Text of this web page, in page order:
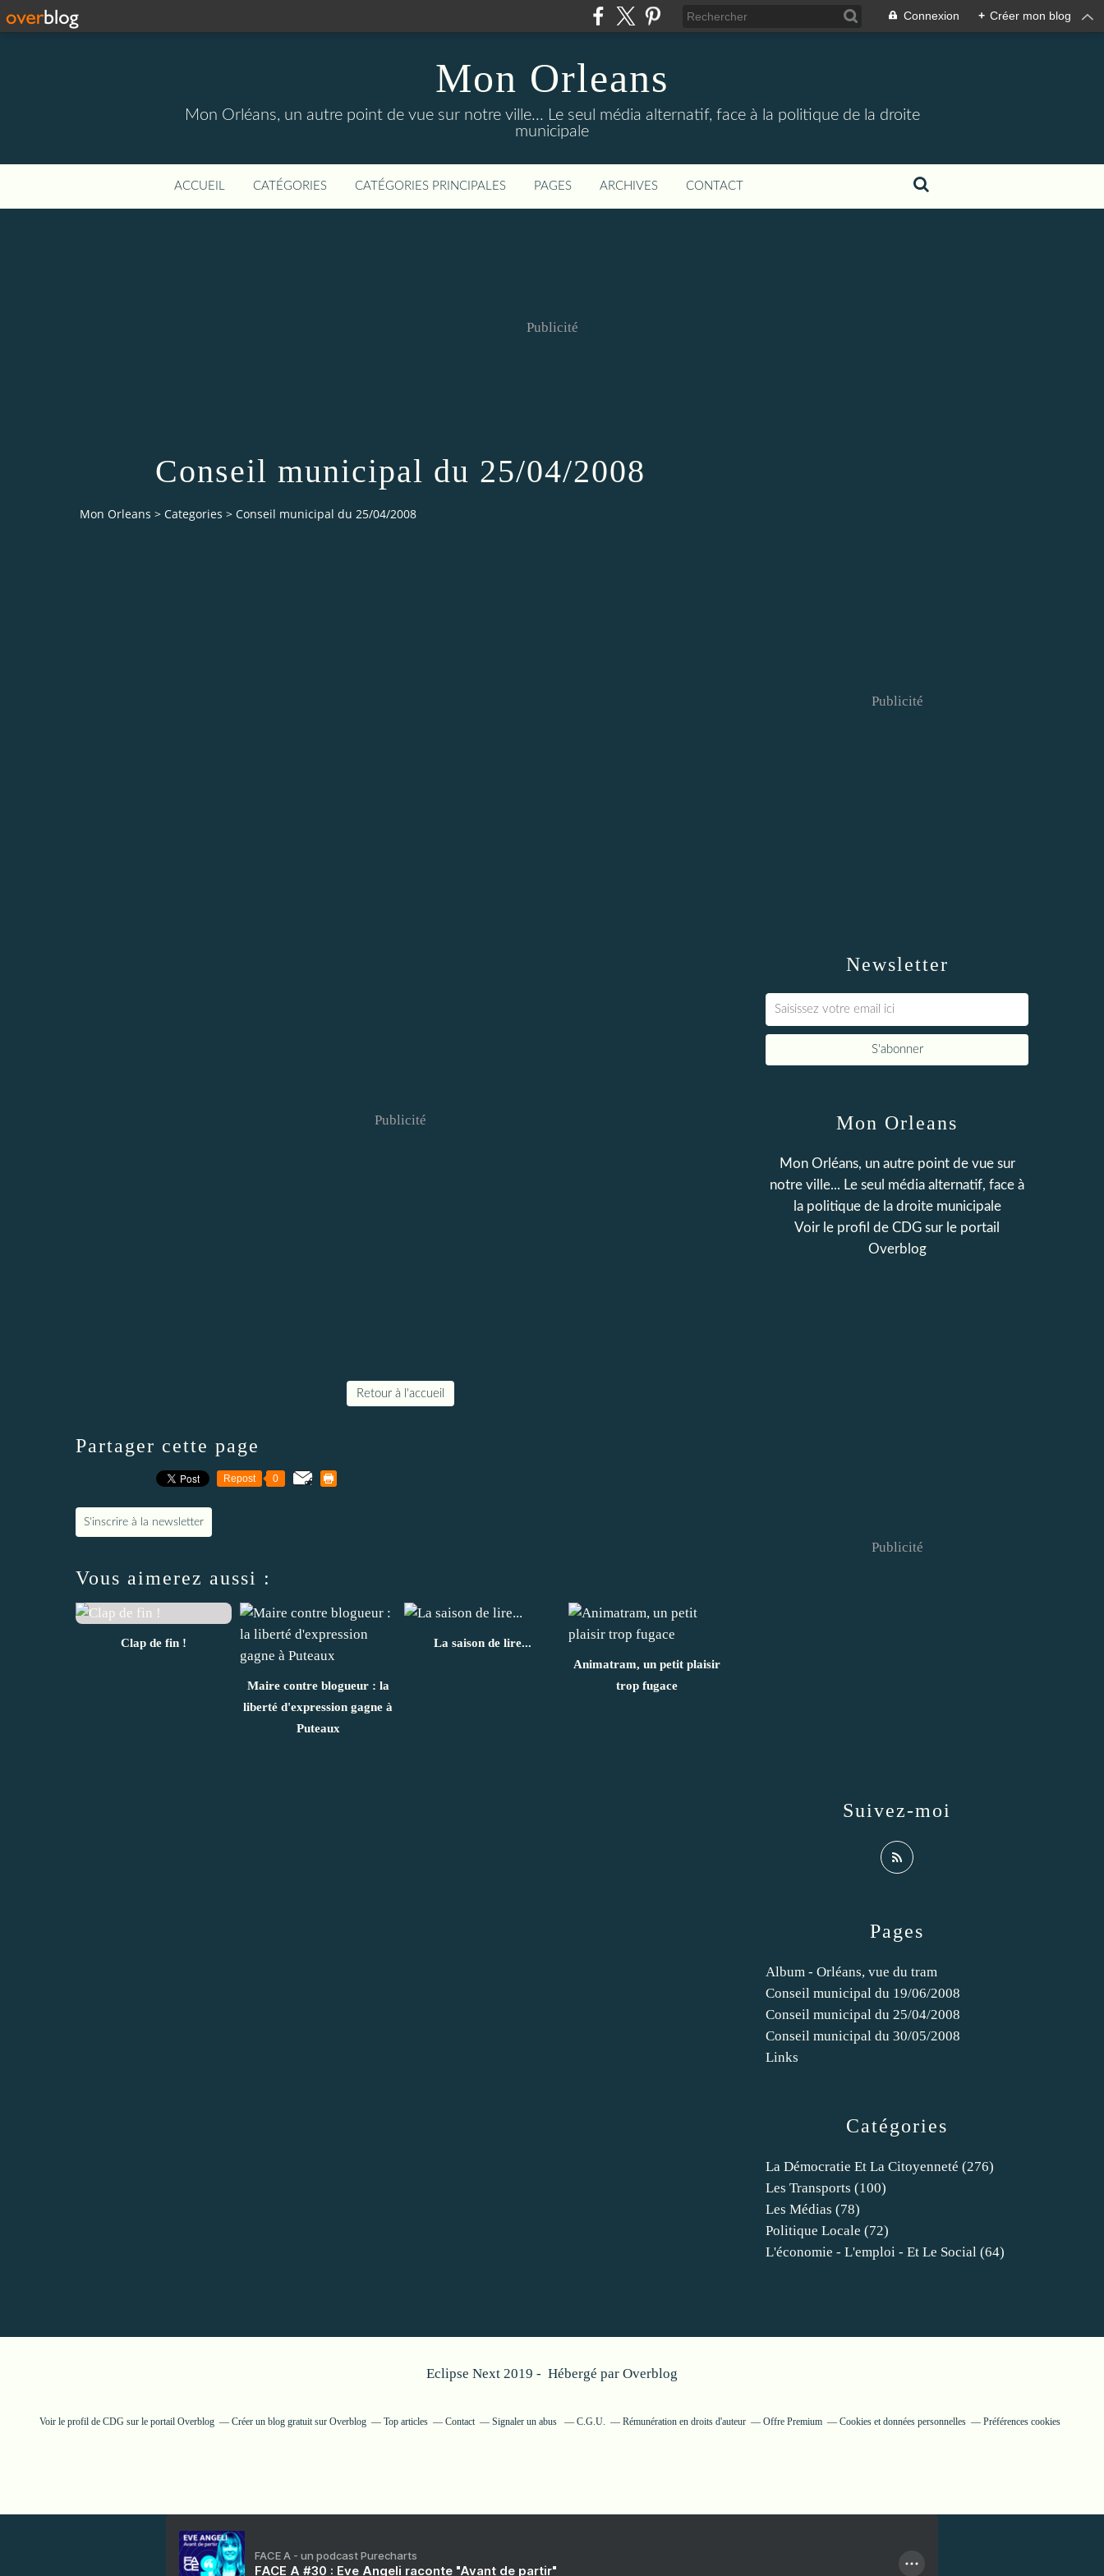
Connexion + Créer mon blog
Mon Orleans
Mon Orléans, un autre point de vue sur notre ville... Le seul média alternatif, face à la politique de la droite
municipale
ACCUEIL CATÉGORIES CATÉGORIES PRINCIPALES PAGES ARCHIVES CONTACT
Publicité
Conseil municipal du 25/04/2008
Mon Orleans > Categories > Conseil municipal du 25/04/2008
Publicité
Retour à l'accueil
Partager cette page
Repost 0
S'inscrire à la newsletter
Vous aimerez aussi :
Clap de fin !
Maire contre blogueur : la
liberté d'expression gagne à
Puteaux
La saison de lire...
Animatram, un petit plaisir
trop fugace
Newsletter
Publicité
Catégories
La Démocratie Et La Citoyenneté (276)
Les Transports (100)
Les Médias (78)
Politique Locale (72)
L'économie - L'emploi - Et Le Social (64)
Pages
Album - Orléans, vue du tram
Conseil municipal du 19/06/2008
Conseil municipal du 25/04/2008
Conseil municipal du 30/05/2008
Links
Mon Orleans
Mon Orléans, un autre point de vue sur
notre ville... Le seul média alternatif, face à
la politique de la droite municipale
Voir le profil de CDG sur le portail
Overblog
Suivez-moi
Publicité
Eclipse Next 2019 - Hébergé par Overblog
Voir le profil de CDGsur le portail Overblog Créer un blog gratuit sur Overblog Top articles Contact Signaler un abus C.G.U. Rémunération en droits d'auteur Offre Premium Cookies et données personnelles Préférences cookies
FACE A - un podcast Purecharts
FACE A #30 : Eve Angeli raconte "Avant de partir"